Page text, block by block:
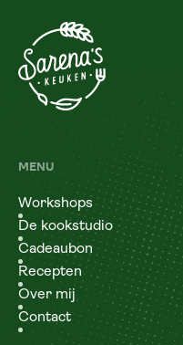
MENU
Workshops
De kookstudio
Cadeaubon
Recepten
Over mij
Contact